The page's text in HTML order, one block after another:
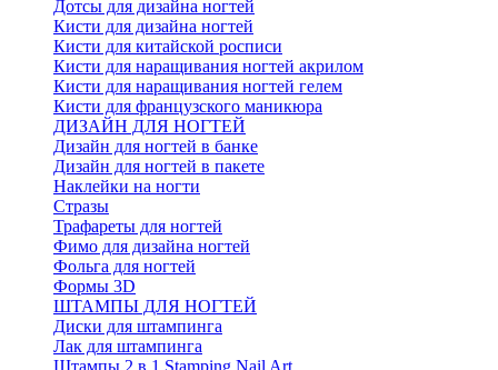
Дотсы для дизайна ногтей
Кисти для дизайна ногтей
Кисти для китайской росписи
Кисти для наращивания ногтей акрилом
Кисти для наращивания ногтей гелем
Кисти для французского маникюра
ДИЗАЙН ДЛЯ НОГТЕЙ
Дизайн для ногтей в банке
Дизайн для ногтей в пакете
Наклейки на ногти
Стразы
Трафареты для ногтей
Фимо для дизайна ногтей
Фольга для ногтей
Формы 3D
ШТАМПЫ ДЛЯ НОГТЕЙ
Диски для штампинга
Лак для штампинга
Штампы 2 в 1 Stamping Nail Art